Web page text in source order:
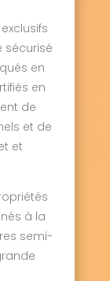
en
en
de
et de
et
à la
semi-